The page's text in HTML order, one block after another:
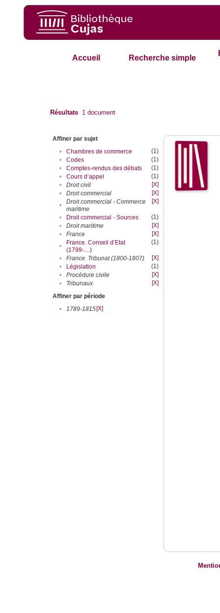
Accueil Recherche simple
Résultats 1 document
Affiner par sujet
•
Chambres de commerce
(1)
•
Codes
(1)
•
Comptes-rendus des débats
(1)
•
Cours d’appel
(1)
•
Droit civil
[X]
•
Droit commercial
[X]
•
Droit commercial - Commerce
maritime
[X]
• Droit commercial - Sources
(1)
•
Droit maritime
[X]
•
France
[X]
•
France. Conseil d’Etat
(1799-....)
(1)
• France. Tribunat (1800-1807)
[X]
•
Législation
(1)
•
Procédure civile
[X]
•
Tribunaux
[X]
Affiner par période
•
1789-1815[X]